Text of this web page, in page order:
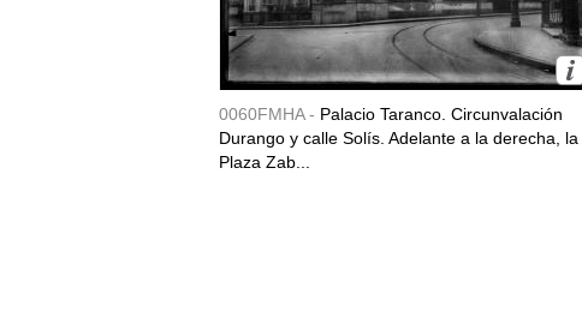
0060FMHA - Palacio Taranco. Circunvalación
Durango y calle Solís. Adelante a la derecha, la
Plaza Zab...